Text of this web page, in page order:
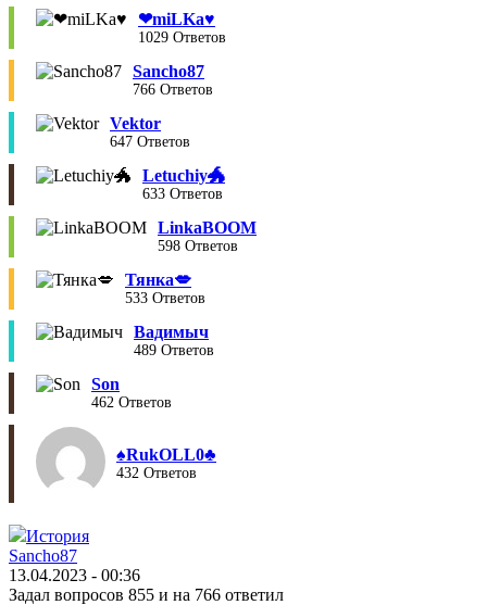
❤︎miLKa♥︎
1029 Ответов
Sancho87
766 Ответов
Vektor
647 Ответов
Letuchiy🐲
633 Ответов
LinkaBOOM
598 Ответов
Тянка💋
533 Ответов
Вадимыч
489 Ответов
Son
462 Ответов
♠︎RukOLL0♣︎
432 Ответов
История
Sancho87
13.04.2023 - 00:36
Задал вопросов 855 и на 766 ответил